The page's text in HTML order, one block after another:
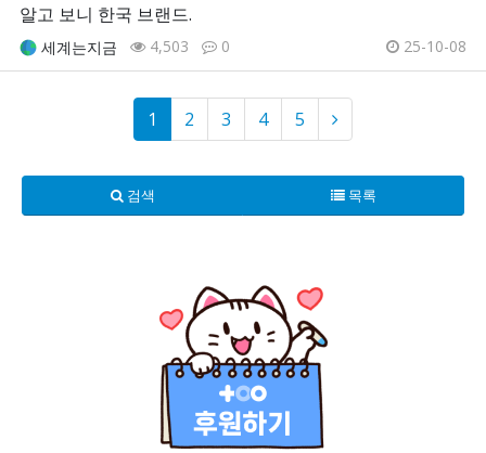
알고 보니 한국 브랜드.
세계는지금 4,503 0 25-10-08
1 2 3 4 5
검색 목록